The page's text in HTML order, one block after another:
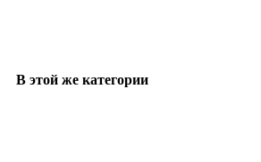
В этой же категории